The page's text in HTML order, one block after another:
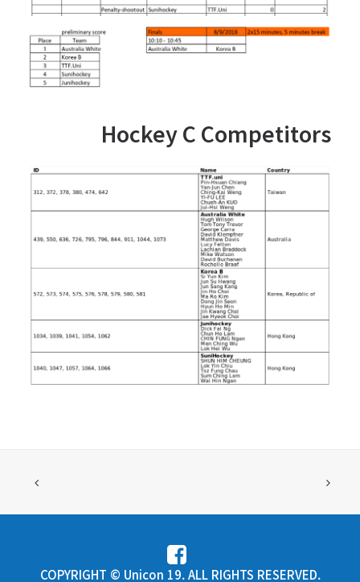
Hockey C Competitors
COPYRIGHT © Unicon 19. ALL RIGHTS RESERVED.